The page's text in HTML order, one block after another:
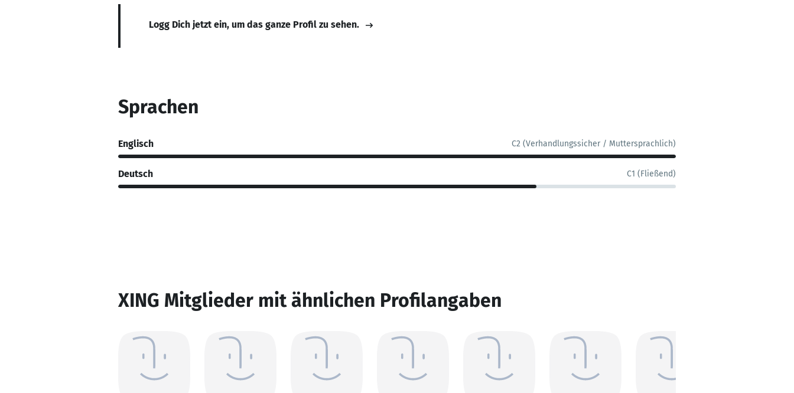
Logg Dich jetzt ein, um das ganze Profil zu sehen.
Sprachen
Englisch C2 (Verhandlungssicher / Muttersprachlich)
Deutsch C1 (Fließend)
XING Mitglieder mit ähnlichen Profilangaben